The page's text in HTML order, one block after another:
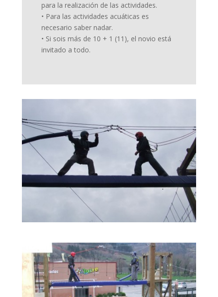
para la realización de las actividades.
• Para las actividades acuáticas es
necesario saber nadar.
• Si sois más de 10 + 1 (11), el novio está
invitado a todo.